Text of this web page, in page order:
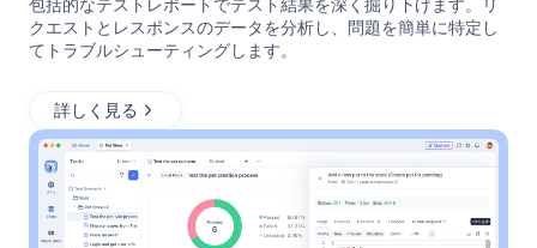
包括的なテストレポートでテスト結果を深く掘り下げます。リ
クエストとレスポンスのデータを分析し、問題を簡単に特定し
てトラブルシューティングします。
詳しく見る